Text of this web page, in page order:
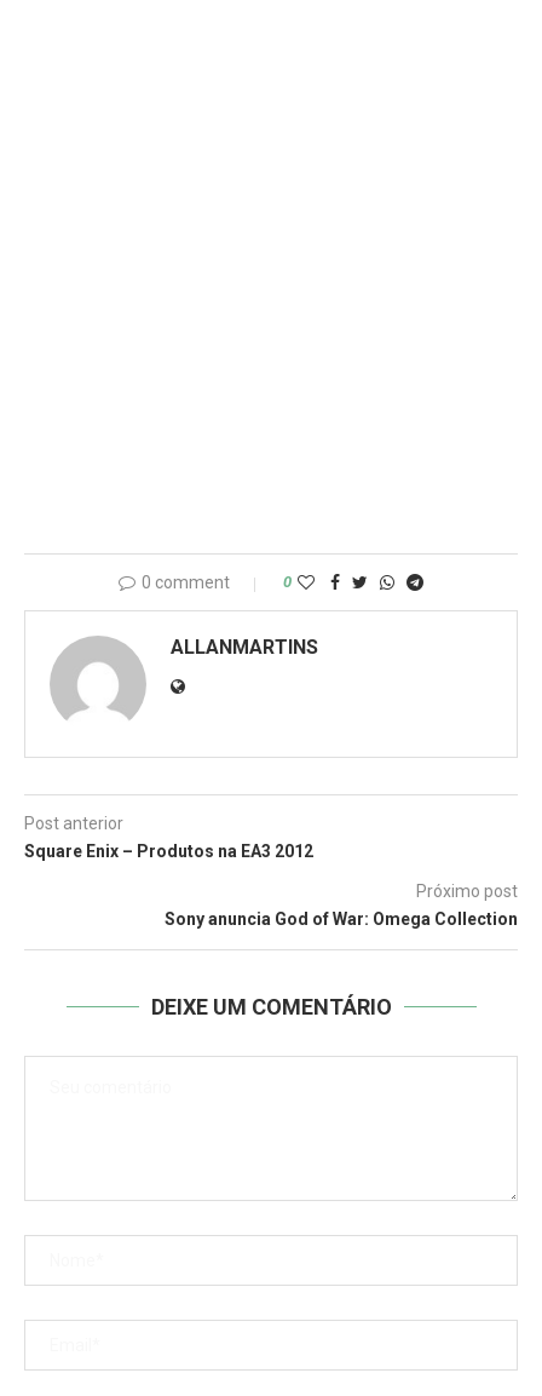
0 comment 0
ALLANMARTINS
Post anterior
Square Enix – Produtos na EA3 2012
Próximo post
Sony anuncia God of War: Omega Collection
DEIXE UM COMENTÁRIO